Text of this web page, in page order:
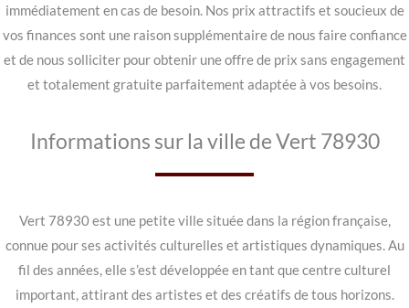
immédiatement en cas de besoin. Nos prix attractifs et soucieux de
vos finances sont une raison supplémentaire de nous faire confiance
et de nous solliciter pour obtenir une offre de prix sans engagement
et totalement gratuite parfaitement adaptée à vos besoins.
Informations sur la ville de Vert 78930
Vert 78930 est une petite ville située dans la région française,
connue pour ses activités culturelles et artistiques dynamiques. Au
fil des années, elle s’est développée en tant que centre culturel
important, attirant des artistes et des créatifs de tous horizons.